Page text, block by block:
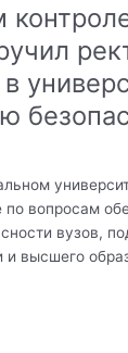
вопросам
вузов,
и высшего